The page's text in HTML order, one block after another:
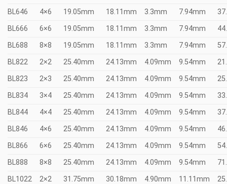
BL646
4×6 19.05mm 18.11mm 3.3mm 7.94mm
BL666
6×6 19.05mm 18.11mm 3.3mm 7.94mm
BL688
8×8 19.05mm 18.11mm 3.3mm 7.94mm
BL822
2×2 25.40mm 24.13mm 4.09mm 9.54mm
BL823
2×3 25.40mm 24.13mm 4.09mm 9.54mm
BL834
3×4 25.40mm 24.13mm 4.09mm 9.54mm
BL844
4×4 25.40mm 24.13mm 4.09mm 9.54mm
BL846
4×6 25.40mm 24.13mm 4.09mm 9.54mm
BL866
6×6 25.40mm 24.13mm 4.09mm 9.54mm
BL888
8×8 25.40mm 24.13mm 4.09mm 9.54mm
BL1022
2×2 31.75mm 30.18mm 4.90mm 11.11mm